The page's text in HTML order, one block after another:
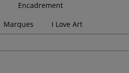
Encadrement
Marques I Love Art